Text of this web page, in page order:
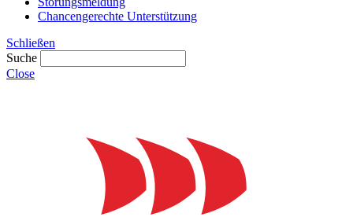
Chancengerechte Unterstützung
Schließen
Suche
Close